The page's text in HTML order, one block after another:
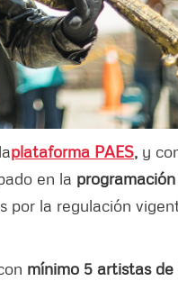
plataforma PAES, y
en la
por la regulación
mínimo 5 artistas de